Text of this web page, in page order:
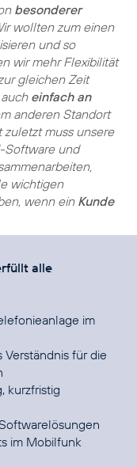
besonderer
wollten zum einen
und so
wir mehr Flexibilität
gleichen Zeit
einfach an
anderen Standort
muss unsere
Software und
wichtigen
wenn ein Kunde
alle
im
Verständnis für die
kurzfristig
im Mobilfunk